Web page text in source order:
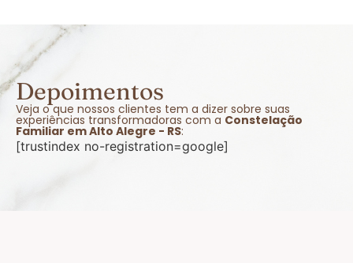
Depoimentos
Veja o que nossos clientes tem a dizer sobre suas
experiências transformadoras com a Constelação
Familiar em Alto Alegre - RS:
[trustindex no-registration=google]